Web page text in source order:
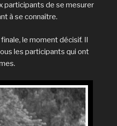
participants de se mesurer
à se connaître.
le moment décisif. Il
les participants qui ont